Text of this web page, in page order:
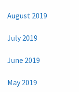
August 2019
July 2019
June 2019
May 2019